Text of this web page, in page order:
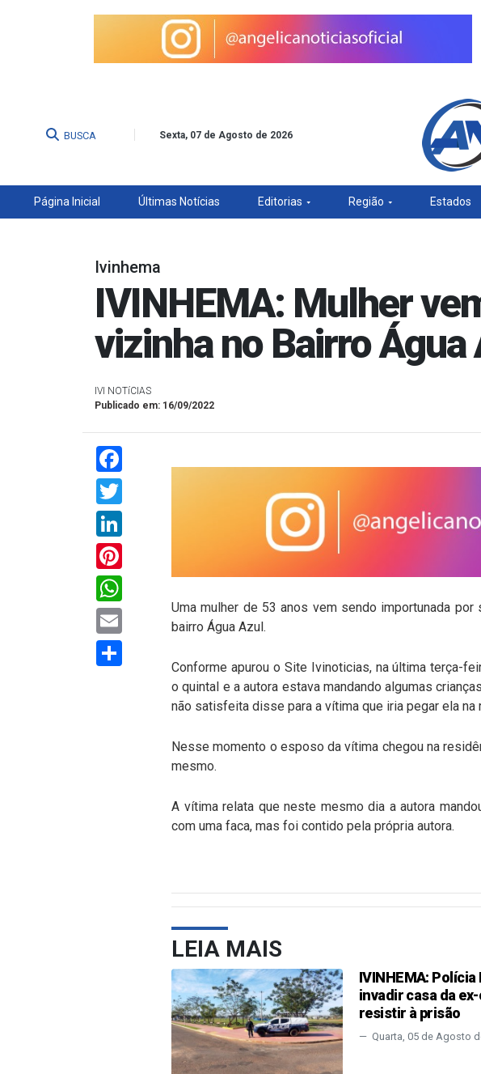
BUSCA Sexta, 07 de Agosto de 2026
Página Inicial Últimas Notícias Editorias Região Estados
Ivinhema
IVINHEMA: Mulher
vizinha no Bairro Água
IVI NOTíCIAS
Publicado em: 16/09/2022
WhatsApp
Uma mulher de 53 anos vem sendo importunada por
bairro Água Azul.
Conforme apurou o Site Ivinoticias, na última terça-
o quintal e a autora estava mandando algumas
não satisfeita disse para a vítima que iria pegar ela na
Nesse momento o esposo da vítima chegou na
mesmo.
A vítima relata que neste mesmo dia a autora
com uma faca, mas foi contido pela própria autora.
LEIA MAIS
IVINHEMA:
invadir casa da
resistir à prisão
Quarta, 05 de Agosto